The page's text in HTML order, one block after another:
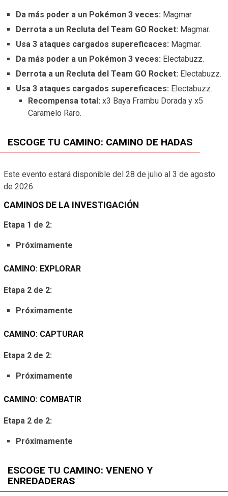
Da más poder a un Pokémon 3 veces: Magmar.
Derrota a un Recluta del Team GO Rocket: Magmar.
Usa 3 ataques cargados supereficaces: Magmar.
Da más poder a un Pokémon 3 veces: Electabuzz.
Derrota a un Recluta del Team GO Rocket: Electabuzz.
Usa 3 ataques cargados supereficaces: Electabuzz.
Recompensa total: x3 Baya Frambu Dorada y x5
Caramelo Raro.
ESCOGE TU CAMINO: CAMINO DE HADAS
Este evento estará disponible del 28 de julio al 3 de agosto
de 2026.
CAMINOS DE LA INVESTIGACIÓN
Etapa 1 de 2:
Próximamente
CAMINO: EXPLORAR
Etapa 2 de 2:
Próximamente
CAMINO: CAPTURAR
Etapa 2 de 2:
Próximamente
CAMINO: COMBATIR
Etapa 2 de 2:
Próximamente
ESCOGE TU CAMINO: VENENO Y
ENREDADERAS